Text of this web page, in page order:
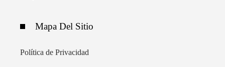
Mapa Del Sitio
Política de Privacidad